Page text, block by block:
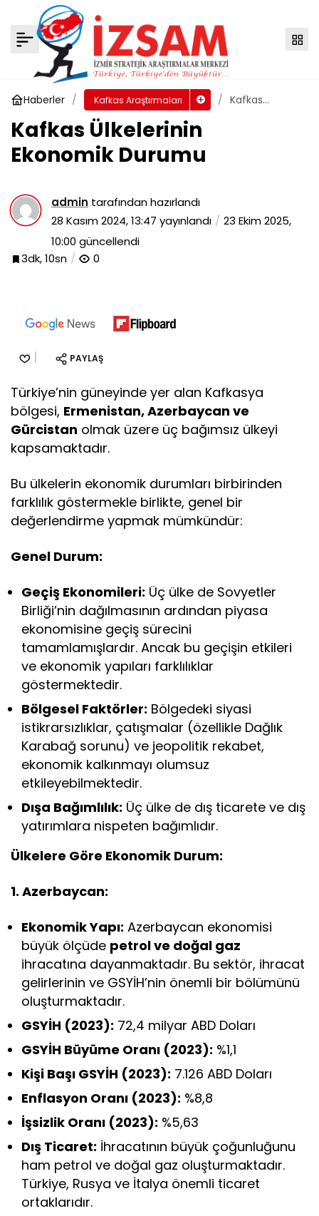
Haberler Kafkas Araştırmaları
Kafkas
Kafkas Ülkelerinin
Ekonomik Durumu
admin tarafından hazırlandı
28 Kasım 2024, 13:47 yayınlandı
23 Ekim 2025,
10:00 güncellendi
3dk, 10sn
0
PAYLAŞ
Türkiye’nin güneyinde yer alan Kafkasya
bölgesi, Ermenistan, Azerbaycan ve
Gürcistan olmak üzere üç bağımsız ülkeyi
kapsamaktadır.
Bu ülkelerin ekonomik durumları birbirinden
farklılık göstermekle birlikte, genel bir
değerlendirme yapmak mümkündür:
Genel Durum:
Geçiş Ekonomileri: Üç ülke de Sovyetler
Birliği’nin dağılmasının ardından piyasa
ekonomisine geçiş sürecini
tamamlamışlardır. Ancak bu geçişin etkileri
ve ekonomik yapıları farklılıklar
göstermektedir.
Bölgesel Faktörler: Bölgedeki siyasi
istikrarsızlıklar, çatışmalar (özellikle Dağlık
Karabağ sorunu) ve jeopolitik rekabet,
ekonomik kalkınmayı olumsuz
etkileyebilmektedir.
Dışa Bağımlılık: Üç ülke de dış ticarete ve dış
yatırımlara nispeten bağımlıdır.
Ülkelere Göre Ekonomik Durum:
1. Azerbaycan:
Ekonomik Yapı: Azerbaycan ekonomisi
büyük ölçüde petrol ve doğal gaz
ihracatına dayanmaktadır. Bu sektör, ihracat
gelirlerinin ve GSYİH’nin önemli bir bölümünü
oluşturmaktadır.
GSYİH (2023): 72,4 milyar ABD Doları
GSYİH Büyüme Oranı (2023): %1,1
Kişi Başı GSYİH (2023): 7.126 ABD Doları
Enflasyon Oranı (2023): %8,8
İşsizlik Oranı (2023): %5,63
Dış Ticaret: İhracatının büyük çoğunluğunu
ham petrol ve doğal gaz oluşturmaktadır.
Türkiye, Rusya ve İtalya önemli ticaret
ortaklarıdır.
Türkiye-Ermenistan İlişkileri
Yorum Yap Paylaş